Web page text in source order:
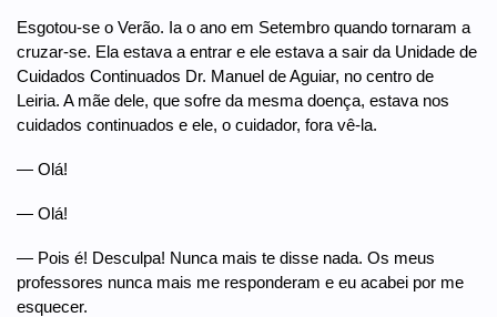
Esgotou-se o Verão. Ia o ano em Setembro quando tornaram a
cruzar-se. Ela estava a entrar e ele estava a sair da Unidade de
Cuidados Continuados Dr. Manuel de Aguiar, no centro de
Leiria. A mãe dele, que sofre da mesma doença, estava nos
cuidados continuados e ele, o cuidador, fora vê-la.
— Olá!
— Olá!
— Pois é! Desculpa! Nunca mais te disse nada. Os meus
professores nunca mais me responderam e eu acabei por me
esquecer.